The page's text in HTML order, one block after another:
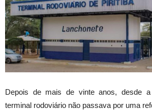
Depois de mais de vinte anos, desde
terminal rodoviário não passava por uma